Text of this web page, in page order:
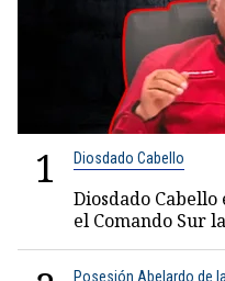
1 Diosdado Cabello
Diosdado
el Comando Sur
Posesión Abelardo de